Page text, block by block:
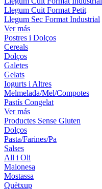
Llegum Cuit Format Petit
Llegum Sec Format Industrial
Ver más
Postres i Dolços
Cereals
Dolços
Galetes
Gelats
Iogurts i Altres
Melmelada/Mel/Compotes
Pastís Congelat
Ver más
Productes Sense Gluten
Dolços
Pasta/Farines/Pa
Salses
All i Oli
Maionesa
Mostassa
Quètxup